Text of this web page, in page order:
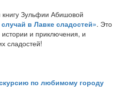
Зульфии Абишовой
в Лавке сладостей». Это
истории и приключения, и
сладостей!
по любимому городу